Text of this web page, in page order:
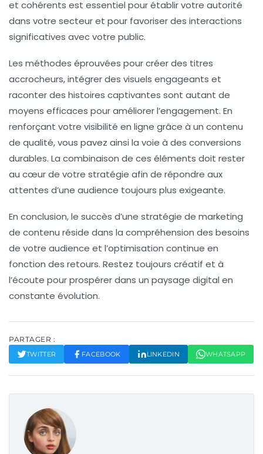
et cohérents est essentiel pour établir votre autorité
dans votre secteur et pour favoriser des interactions
significatives avec votre public.
Les méthodes éprouvées pour créer des titres
accrocheurs, intégrer des visuels engageants et
raconter des histoires captivantes sont autant de
moyens efficaces pour améliorer l’engagement. En
renforçant votre visibilité en ligne grâce à un contenu
de qualité, vous pavez ainsi la voie à des conversions
durables. La combinaison de ces éléments doit rester
au cœur de votre stratégie afin de répondre aux
attentes d’une audience toujours plus exigeante.
En conclusion, le succès d’une stratégie de marketing
de contenu réside dans la compréhension des besoins
de votre audience et l’optimisation continue en
fonction des retours. Restez toujours créatif et à
l’écoute pour prospérer dans un paysage digital en
constante évolution.
PARTAGER :
TWITTER FACEBOOK LINKEDIN WHATSAPP